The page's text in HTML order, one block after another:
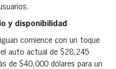
y disponibilidad
comience con un toque
auto actual de $28,245
de $40,000 dólares para un